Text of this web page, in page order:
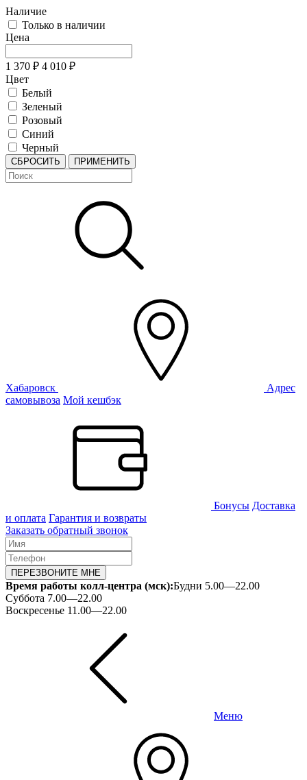
Наличие
Только в наличии
Цена
1 370 ₽ 4 010 ₽
Цвет
Белый
Зеленый
Розовый
Синий
Черный
СБРОСИТЬ ПРИМЕНИТЬ
Хабаровск
Адрес
самовывоза Мой кешбэк
Бонусы Доставка
и оплата Гарантия и возвраты
Заказать обратный звонок
ПЕРЕЗВОНИТЕ МНЕ
Время работы колл-центра (мск):Будни 5.00—22.00
Суббота 7.00—22.00
Воскресенье 11.00—22.00
Меню